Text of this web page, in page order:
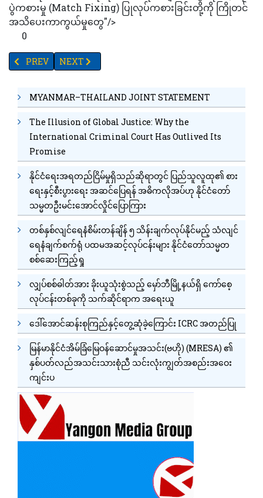
ပွဲကစားမှု (Match Fixing) ပြုလုပ်ကစားခြင်းတို့ကို ကြိုတင်
အသိပေးကာကွယ်မှု‌တွေ"/>
0
PREVIOUS ARTICLE: နာဂ ကိုယ်ပိုင်အုပ်ချုပ်ခွင့်ရဒေသရှိ ဟွေထိုက်
PREV NEXT ARTICLE: စားသောက်ကုန်လုပ်ငန်းအတတ်ပည
NEXT
MYANMAR–THAILAND JOINT STATEMENT
The Illusion of Global Justice: Why the
International Criminal Court Has Outlived Its
Promise
နိုင်ငံရေးအရတည်ငြိမ်မှုရှိသည်ဆိုရာတွင် ပြည်သူလူထု၏ စား
ရေးနှင့်စီးပွားရေး အဆင်ပြေရန် အဓိကလိုအပ်ဟု နိုင်ငံတော်
သမ္မတဦးမင်းအောင်လှိုင်ပြောကြား
တစ်နှစ်လျင်ရေနံစိမ်းတန်ချိန် ၅ သိန်းချက်လုပ်နိုင်မည့် သံလျင်
ရေနံချက်စက်ရုံ ပထမအဆင့်လုပ်ငန်းများ နိုင်ငံတော်သမ္မတ
စစ်ဆေးကြည့်ရှု
လျှပ်စစ်ဓါတ်အား ခိုးယူသုံးစွဲသည့် မှော်ဘီမြို့နယ်ရှိ ကော်စေ့
လုပ်ငန်းတစ်ခုကို သက်ဆိုင်ရာက အရေးယူ
ဒေါ်အောင်ဆန်းစုကြည်နှင့်တွေ့ဆုံခဲ့ကြောင်း ICRC အတည်ပြု
မြန်မာနိုင်ငံအိမ်ခြံမြေဝန်ဆောင်မှုအသင်း(ဗဟို) (MRESA) ၏
နှစ်ပတ်လည်အသင်းသားစုံညီ သင်းလုံးကျွတ်အစည်းအဝေး
ကျင်းပ